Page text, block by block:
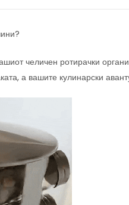
челичен ротирачки
а вашите кулинарски